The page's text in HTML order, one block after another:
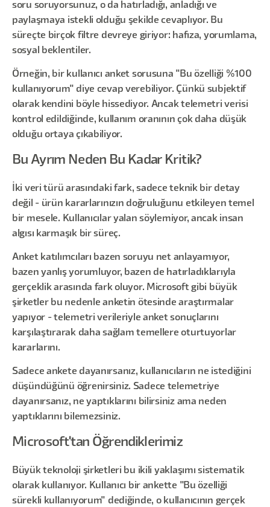
soru soruyorsunuz, o da hatırladığı, anladığı ve
paylaşmaya istekli olduğu şekilde cevaplıyor. Bu
süreçte birçok filtre devreye giriyor: hafıza, yorumlama,
sosyal beklentiler.
Örneğin, bir kullanıcı anket sorusuna "Bu özelliği %100
kullanıyorum" diye cevap verebiliyor. Çünkü subjektif
olarak kendini böyle hissediyor. Ancak telemetri verisi
kontrol edildiğinde, kullanım oranının çok daha düşük
olduğu ortaya çıkabiliyor.
Bu Ayrım Neden Bu Kadar Kritik?
İki veri türü arasındaki fark, sadece teknik bir detay
değil - ürün kararlarınızın doğruluğunu etkileyen temel
bir mesele. Kullanıcılar yalan söylemiyor, ancak insan
algısı karmaşık bir süreç.
Anket katılımcıları bazen soruyu net anlayamıyor,
bazen yanlış yorumluyor, bazen de hatırladıklarıyla
gerçeklik arasında fark oluyor. Microsoft gibi büyük
şirketler bu nedenle anketin ötesinde araştırmalar
yapıyor - telemetri verileriyle anket sonuçlarını
karşılaştırarak daha sağlam temellere oturtuyorlar
kararlarını.
Sadece ankete dayanırsanız, kullanıcıların ne istediğini
düşündüğünü öğrenirsiniz. Sadece telemetriye
dayanırsanız, ne yaptıklarını bilirsiniz ama neden
yaptıklarını bilemezsiniz.
Microsoft'tan Öğrendiklerimiz
Büyük teknoloji şirketleri bu ikili yaklaşımı sistematik
olarak kullanıyor. Kullanıcı bir ankette "Bu özelliği
sürekli kullanıyorum" dediğinde, o kullanıcının gerçek